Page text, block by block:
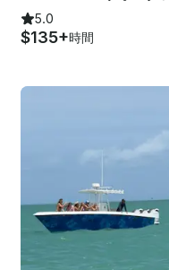
5.0
$135+時間